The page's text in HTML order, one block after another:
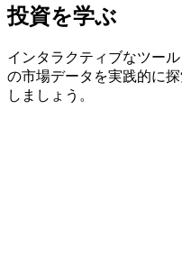
投資を学ぶ
インタラクティブなツー
の市場データを実践的に
しましょう。